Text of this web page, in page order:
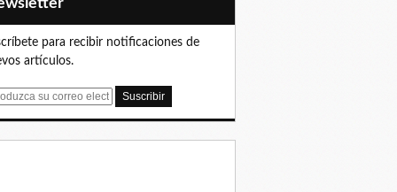
para recibir notificaciones de
artículos.